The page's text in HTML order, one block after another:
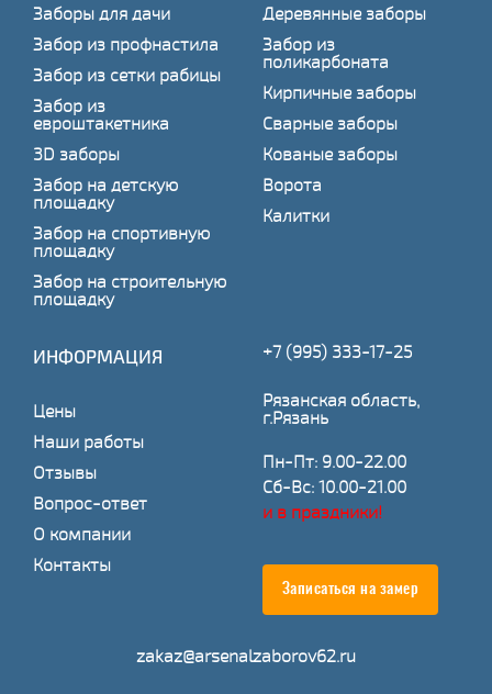
Заборы для дачи
Забор из профнастила
Забор из сетки рабицы
Забор из
евроштакетника
3D заборы
Забор на детскую
площадку
Забор на спортивную
площадку
Забор на строительную
площадку
Деревянные заборы
Забор из
поликарбоната
Кирпичные заборы
Сварные заборы
Кованые заборы
Ворота
Калитки
ИНФОРМАЦИЯ
Цены
Наши работы
Отзывы
Вопрос-ответ
О компании
Контакты
+7 (995) 333-17-25
Рязанская область,
г.Рязань
Пн-Пт: 9.00-22.00
Сб-Вс: 10.00-21.00
и в праздники!
Записаться на замер
zakaz@arsenalzaborov62.ru